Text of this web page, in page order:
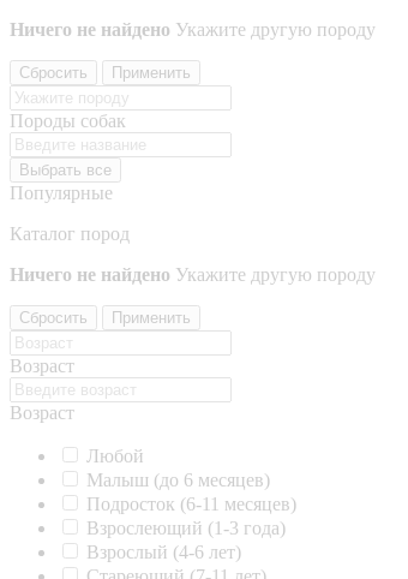
Ничего не найдено Укажите другую породу
Сбросить Применить
Породы собак
Выбрать все
Популярные
Каталог пород
Ничего не найдено Укажите другую породу
Сбросить Применить
Возраст
Возраст
Любой
Малыш (до 6 месяцев)
Подросток (6-11 месяцев)
Взрослеющий (1-3 года)
Взрослый (4-6 лет)